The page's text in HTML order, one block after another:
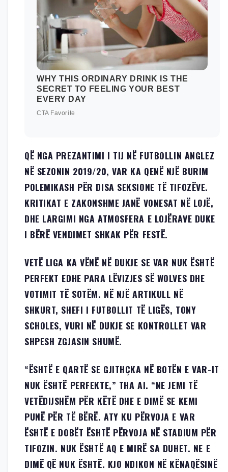
QË NGA PREZANTIMI I TIJ NË FUTBOLLIN ANGLEZ
NË SEZONIN 2019/20, VAR KA QENË NJË BURIM
POLEMIKASH PËR DISA SEKSIONE TË TIFOZËVE.
KRITIKAT E ZAKONSHME JANË VONESAT NË LOJË,
DHE LARGIMI NGA ATMOSFERA E LOJËRAVE DUKE
I BËRË VENDIMET SHKAK PËR FESTË.
VETË LIGA KA VËNË NË DUKJE SE VAR NUK ËSHTË
PERFEKT EDHE PARA LËVIZJES SË WOLVES DHE
VOTIMIT TË SOTËM. NË NJË ARTIKULL NË
SHKURT, SHEFI I FUTBOLLIT TË LIGËS, TONY
SCHOLES, VURI NË DUKJE SE KONTROLLET VAR
SHPESH ZGJASIN SHUMË.
“ËSHTË E QARTË SE GJITHÇKA NË BOTËN E VAR-IT
NUK ËSHTË PERFEKTE,” THA AI. “NE JEMI TË
VETËDIJSHËM PËR KËTË DHE E DIMË SE KEMI
PUNË PËR TË BËRË. ATY KU PËRVOJA E VAR
ËSHTË E DOBËT ËSHTË PËRVOJA NË STADIUM PËR
TIFOZIN. NUK ËSHTË AQ E MIRË SA DUHET. NE E
DIMË QË NUK ËSHTË. KJO NDIKON NË KËNAQËSINË